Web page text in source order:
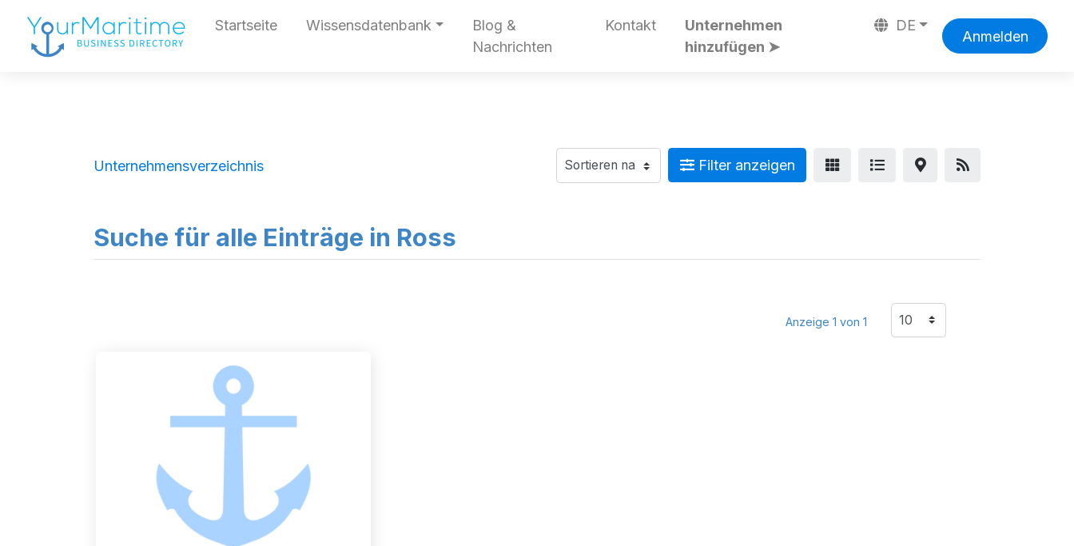
Startseite Wissensdatenbank
Blog &
Nachrichten
Kontakt
Unternehmen
hinzufügen ➤
DE
Anmelden
Unternehmensverzeichnis Filter anzeigen
Suche für alle Einträge in Ross
Anzeige 1 von 1